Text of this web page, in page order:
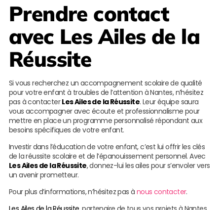
Prendre contact
avec Les Ailes de la
Réussite
Si vous recherchez un accompagnement scolaire de qualité
pour votre enfant à troubles de l’attention à Nantes, n’hésitez
pas à contacterLes Ailes de la Réussite. Leur équipe saura
vous accompagner avec écoute et professionnalisme pour
mettre en place un programme personnalisé répondant aux
besoins spécifiques de votre enfant.
Investir dans l’éducation de votre enfant, c’est lui offrir les clés
de la réussite scolaire et de l’épanouissement personnel. Avec
Les Ailes de la Réussite, donnez-lui les ailes pour s’envoler vers
un avenir prometteur.
Pour plus d’informations, n’hésitez pas à nous contacter.